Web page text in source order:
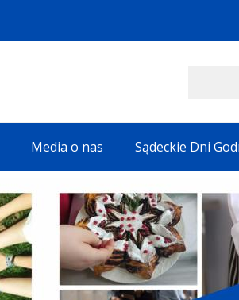
Media o nas Sądeckie Dni